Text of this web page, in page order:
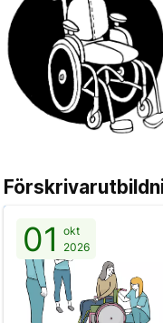
01
okt
2026